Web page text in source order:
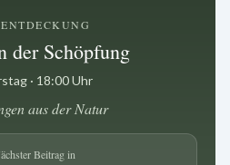
der Schöpfung
· 18:00 Uhr
aus der Natur
Beitrag in